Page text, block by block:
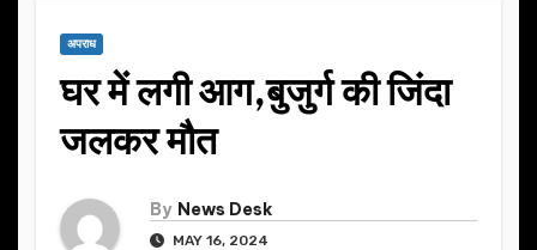
अपराध
घर में लगी आग,बुजुर्ग की जिंदा
जलकर मौत
By News Desk
MAY 16, 2024